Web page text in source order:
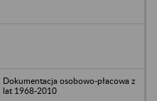
Dokumentacja osobowo-płacowa z
lat 1968-2010